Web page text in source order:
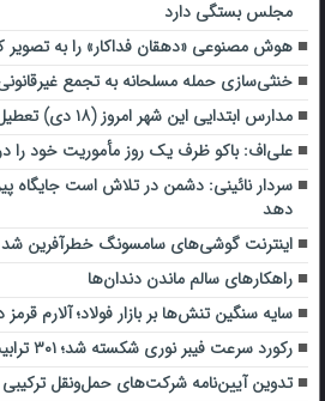
مجلس بستگی دارد
هوش مصنوعی «دهقان فداکار» را به تصویر
خنثی‌سازی حمله مسلحانه به تجمع
مدارس ابتدایی این شهر امروز (۱۸ دی) تعطیل شد
علی‌اف: باکو ظرف یک روز مأموریت خود را در
سردار نائینی: دشمن در تلاش است جایگاه
دهد
اینترنت گوشی‌های سامسونگ خطرآفرین شد
راهکارهای سالم ماندن دندان‌ها
سایه سنگین تنش‌ها بر بازار فولاد؛ آلارم قرمز
رکورد سرعت فیبر نوری شکسته شد؛ ۳۰۱ ترابیت در ثانیه!
تدوین آیین‌نامه شرکت‌های حمل‌ونقل ترکیبی